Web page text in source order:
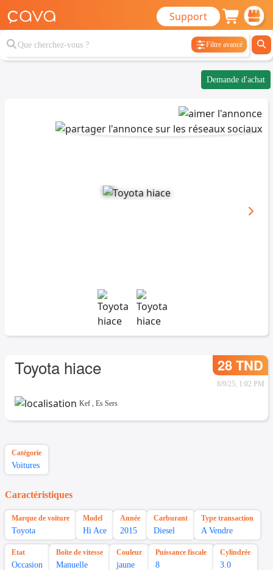
Support
Filtre avancé
Demande d'achat
Toyota hiace 28 TND
8/9/25, 1:02 PM
Kef , Es Sers
Catégorie
Voitures
Caractéristiques
Marque de voiture
Toyota
Model
Hi Ace
Année
2015
Carburant
Diesel
Type transaction
A Vendre
Etat
Occasion
Boîte de vitesse
Manuelle
Couleur
jaune
Puissance fiscale
8
Cylindrée
3.0